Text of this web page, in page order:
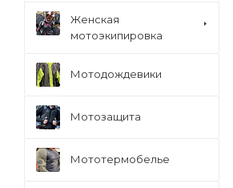
Женская
мотоэкипировка
Мотодождевики
Мотозащита
Мототермобелье